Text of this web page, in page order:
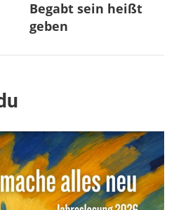
Begabt sein heißt
geben